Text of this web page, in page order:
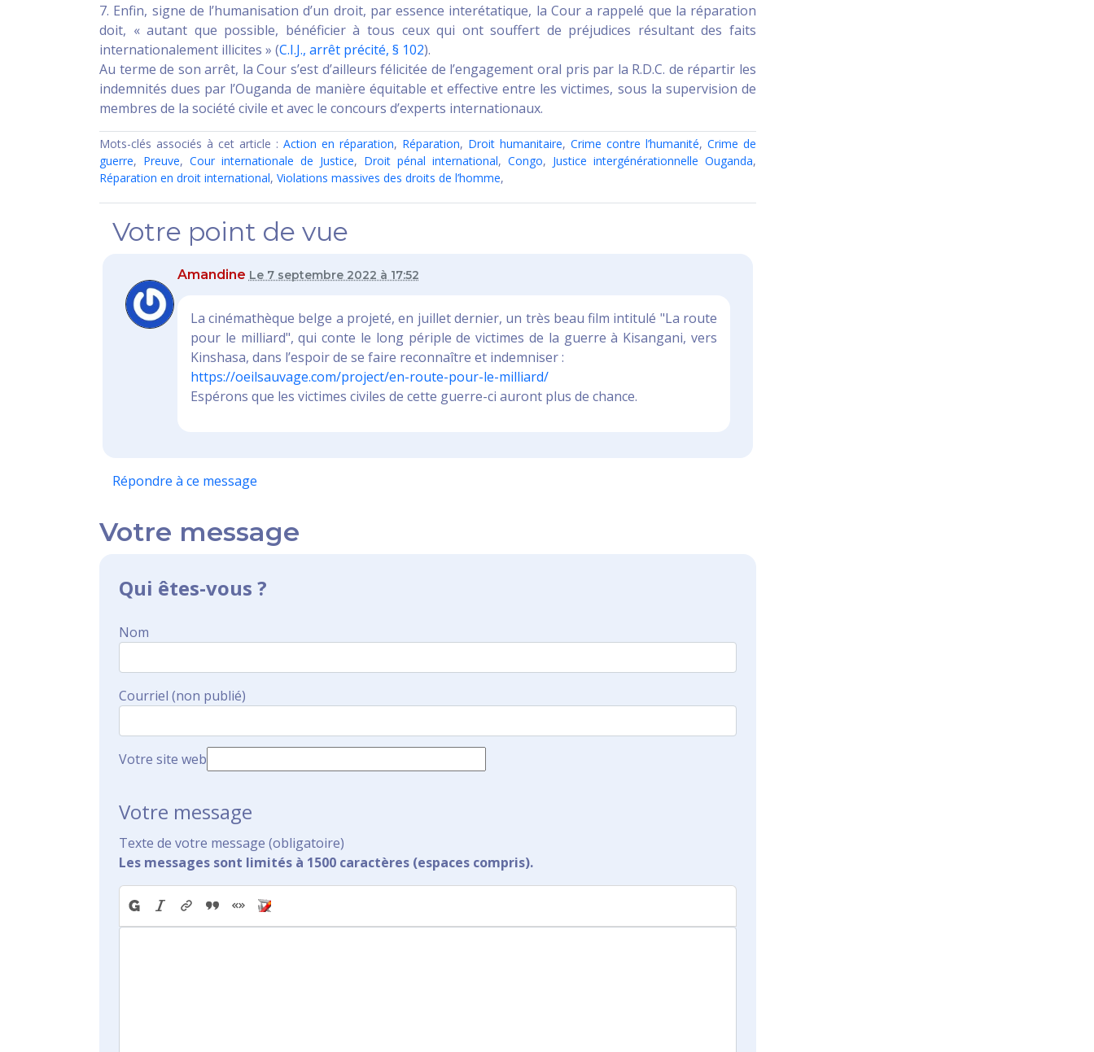
7. Enfin, signe de l’humanisation d’un droit, par essence interétatique, la Cour a rappelé que la réparation
doit, « autant que possible, bénéficier à tous ceux qui ont souffert de préjudices résultant des faits
internationalement illicites » (C.I.J., arrêt précité, § 102).
Au terme de son arrêt, la Cour s’est d’ailleurs félicitée de l’engagement oral pris par la R.D.C. de répartir les
indemnités dues par l’Ouganda de manière équitable et effective entre les victimes, sous la supervision de
membres de la société civile et avec le concours d’experts internationaux.
Mots-clés associés à cet article : Action en réparation, Réparation, Droit humanitaire, Crime contre l’humanité, Crime de
guerre, Preuve, Cour internationale de Justice, Droit pénal international, Congo, Justice intergénérationnelle Ouganda,
Réparation en droit international, Violations massives des droits de l’homme,
Votre point de vue
Amandine Le 7 septembre 2022 à 17:52
La cinémathèque belge a projeté, en juillet dernier, un très beau film intitulé "La route
pour le milliard", qui conte le long périple de victimes de la guerre à Kisangani, vers
Kinshasa, dans l’espoir de se faire reconnaître et indemniser :
https://oeilsauvage.com/project/en-route-pour-le-milliard/
Espérons que les victimes civiles de cette guerre-ci auront plus de chance.
Répondre à ce message
Votre message
Qui êtes-vous ?
Nom
Courriel (non publié)
Votre site web
Votre message
Texte de votre message (obligatoire)
Les messages sont limités à 1500 caractères (espaces compris).